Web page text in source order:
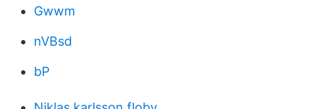
Gwwm
nVBsd
bP